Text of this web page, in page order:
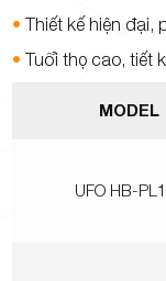
•Thiết kế hiện đại,
•Tuổi thọ cao, tiết
MODEL
UFO HB-